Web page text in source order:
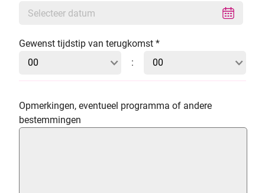
Gewenst tijdstip van terugkomst *
:
Opmerkingen, eventueel programma of andere
bestemmingen